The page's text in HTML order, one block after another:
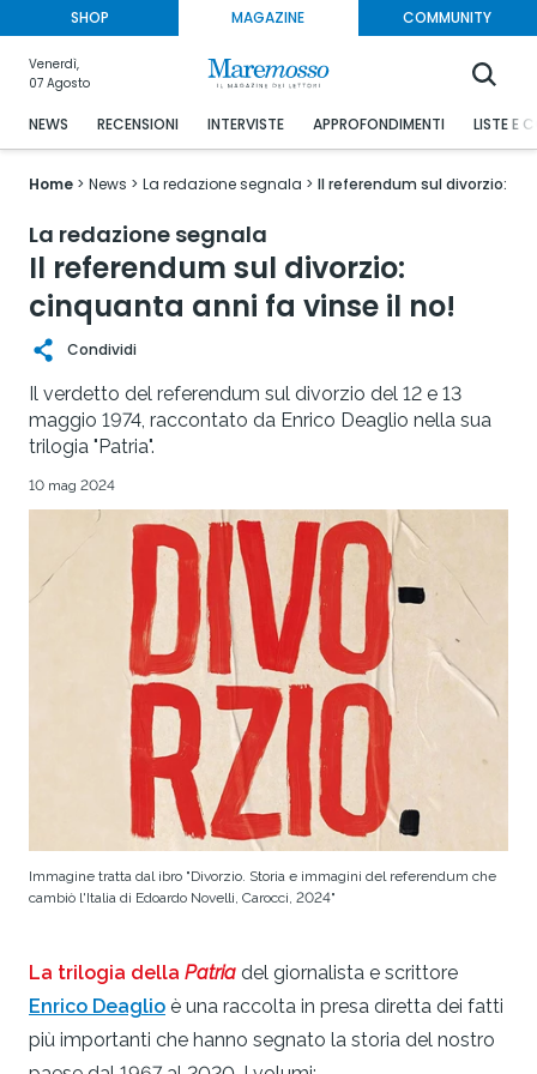
SHOP MAGAZINE COMMUNITY
Venerdì,
07 Agosto
NEWS RECENSIONI INTERVISTE APPROFONDIMENTI LISTE E
Home News La redazione segnala Il referendum sul divorzio:
La redazione segnala
Il referendum sul divorzio:
cinquanta anni fa vinse il no!
Condividi
Il verdetto del referendum sul divorzio del 12 e 13
maggio 1974, raccontato da Enrico Deaglio nella sua
trilogia "Patria".
10 mag 2024
Immagine tratta dal ibro "Divorzio. Storia e immagini del referendum che
cambiò l'Italia di Edoardo Novelli, Carocci, 2024"
La trilogia della Patria del giornalista e scrittore
Enrico Deaglio è una raccolta in presa diretta dei fatti
più importanti che hanno segnato la storia del nostro